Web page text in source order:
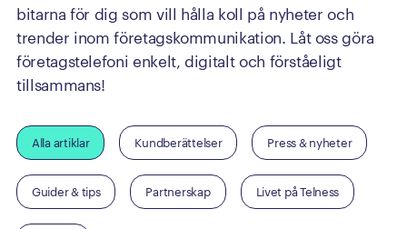
bitarna för dig som vill hålla koll på nyheter och
trender inom företagskommunikation. Låt oss göra
företagstelefoni enkelt, digitalt och förståeligt
tillsammans!
Alla artiklar Kundberättelser Press & nyheter
Guider & tips Partnerskap Livet på Telness